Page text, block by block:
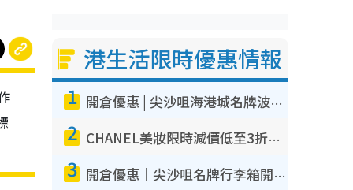
港生活限時優惠情報
1 開倉優惠 | 尖沙咀海港城名牌波鞋開倉低至1折！On鞋$899起／Joy&Peace鞋履$98起
2 CHANEL美妝限時減價低至3折！人氣粉底/唇膏/精華液低至$275！COCO香水都有平
3 開倉優惠｜尖沙咀名牌行李箱開倉低至4折！一連5日 American Tourister/ace./Hallmark $200起！